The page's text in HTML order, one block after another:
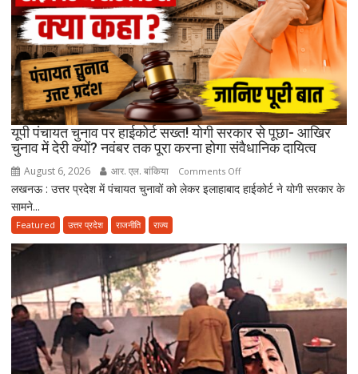
सिंह
को
याद
कर
भावुक
हुईं
मायावती,
बेटे
को
आगे
किया
यूपी पंचायत चुनाव पर हाईकोर्ट सख्त! योगी सरकार से पूछा- आखिर
चुनाव में देरी क्यों? नवंबर तक पूरा करना होगा संवैधानिक दायित्व
August 6, 2026 आर. एल. बांकिया Comments Offon
यूपी
हाईकोर्ट
सख्त!
योगी
से
पूछा-
आखिर
लखनऊ : उत्तर प्रदेश में पंचायत चुनावों को लेकर इलाहाबाद हाईकोर्ट ने योगी सरकार के
सामने...
Featured उत्तर प्रदेश राजनीति राज्य